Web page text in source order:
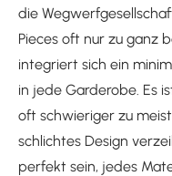
die
Pieces oft nur zu ganz
integriert sich ein
in jede Garderobe. Es
oft schwieriger zu
schlichtes Design
perfekt sein, jedes